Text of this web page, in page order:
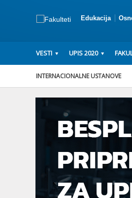
Edukacija
VESTI UPIS 2020
INTERNACIONALNE USTANOVE